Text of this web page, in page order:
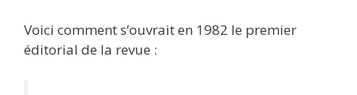
Voici comment s’ouvrait en 1982 le premier
éditorial de la revue :